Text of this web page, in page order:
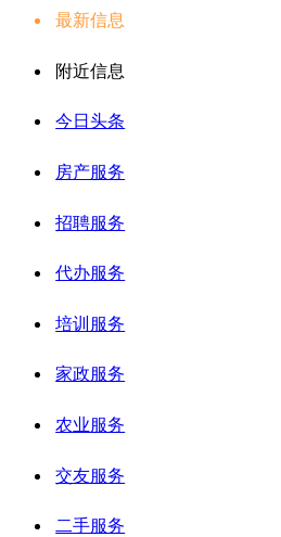
最新信息
附近信息
今日头条
房产服务
招聘服务
代办服务
培训服务
家政服务
农业服务
交友服务
二手服务